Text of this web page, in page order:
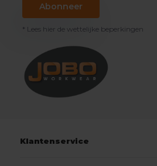
Abonneer
* Lees hier de wettelijke beperkingen
Klantenservice